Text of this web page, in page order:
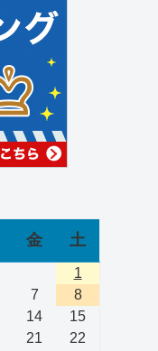
金 土
1
7
8
14
15
21
22